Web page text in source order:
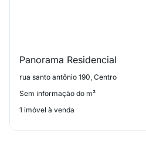
Panorama Residencial
rua santo antônio 190, Centro
Sem informação do m²
1 imóvel à venda